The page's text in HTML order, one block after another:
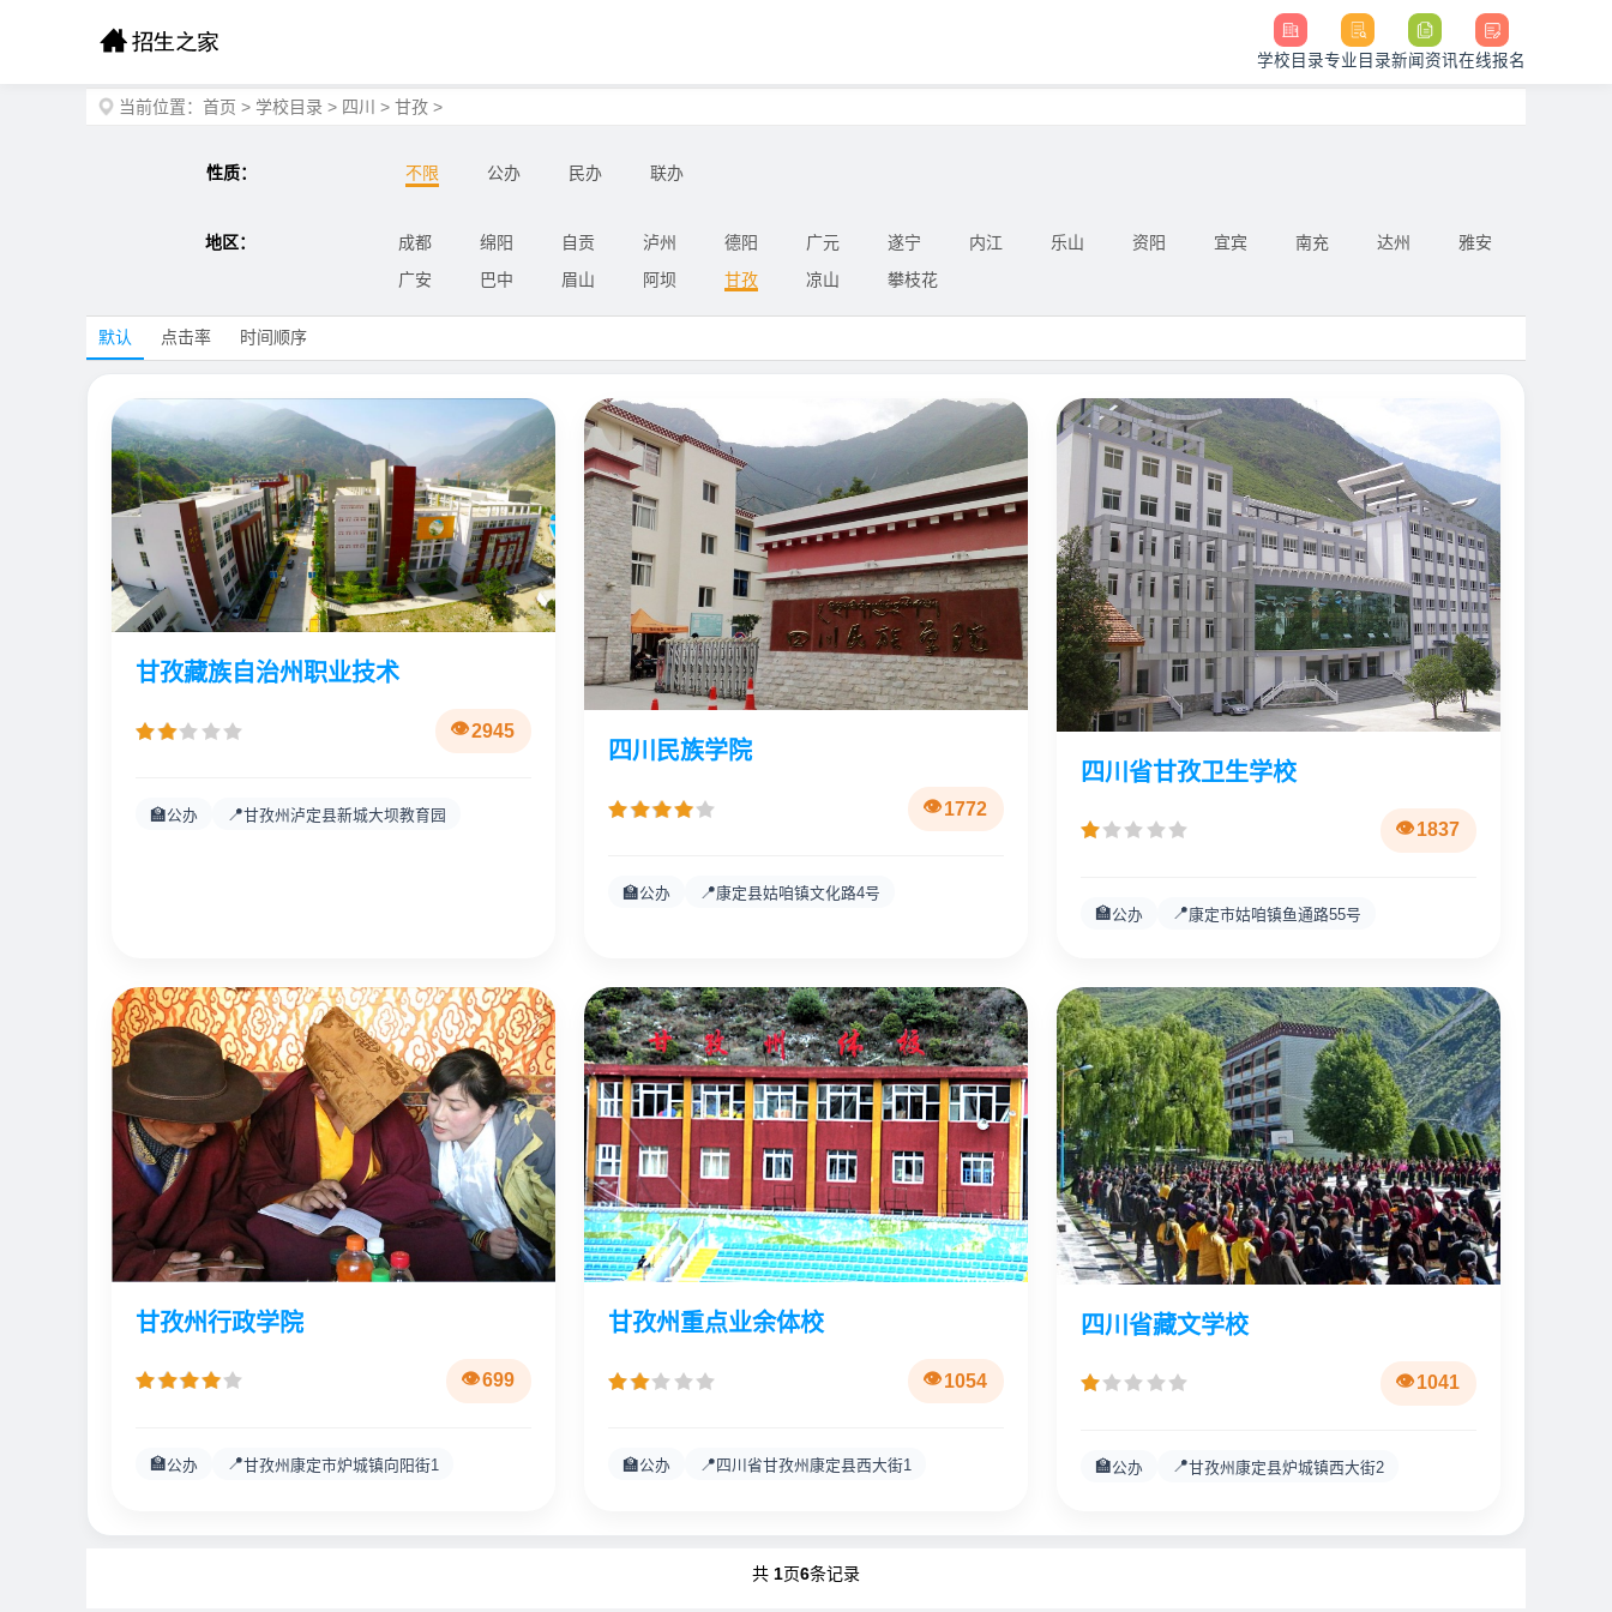
学校目录专业目录新闻资讯在线报名
当前位置： 首页 > 学校目录 > 四川 > 甘孜 >
性质： 不限 公办 民办 联办
地区： 成都 绵阳 自贡 泸州 德阳 广元 遂宁 内江 乐山 资阳 宜宾 南充 达州
雅安
广安
巴中 眉山 阿坝 甘孜 凉山 攀枝花
默认 点击率 时间顺序
甘孜藏族自治州职业技术
2945
🏫公办 📍甘孜州泸定县新城大坝教育园
四川民族学院
1772
🏫公办 📍康定县姑咱镇文化路4号
四川省甘孜卫生学校
1837
🏫公办 📍康定市姑咱镇鱼通路55号
甘孜州行政学院
699
🏫公办 📍甘孜州康定市炉城镇向阳街1
甘孜州重点业余体校
1054
🏫公办 📍 四川省甘孜州康定县西大街1
四川省藏文学校
1041
🏫公办 📍甘孜州康定县炉城镇西大街2
共 1页6条记录